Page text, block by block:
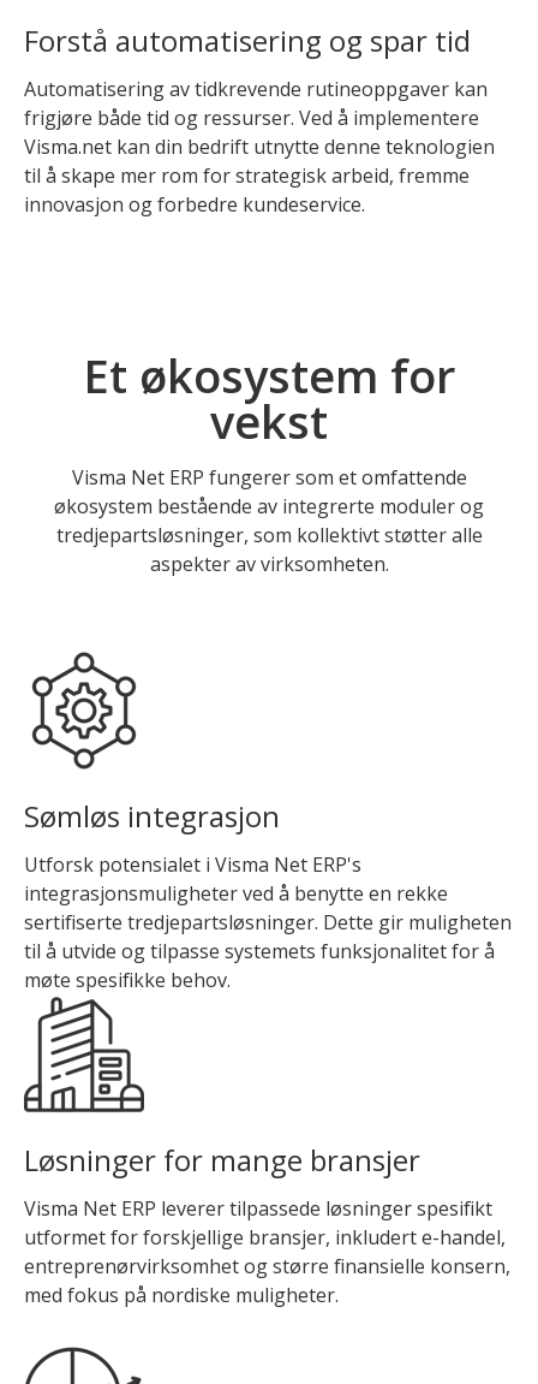
Forstå automatisering og spar tid
Automatisering av tidkrevende rutineoppgaver kan
frigjøre både tid og ressurser. Ved å implementere
Visma.net kan din bedrift utnytte denne teknologien
til å skape mer rom for strategisk arbeid, fremme
innovasjon og forbedre kundeservice.
Et økosystem for
vekst
Visma Net ERP fungerer som et omfattende
økosystem bestående av integrerte moduler og
tredjepartsløsninger, som kollektivt støtter alle
aspekter av virksomheten.
Sømløs integrasjon
Utforsk potensialet i Visma Net ERP's
integrasjonsmuligheter ved å benytte en rekke
sertifiserte tredjepartsløsninger. Dette gir muligheten
til å utvide og tilpasse systemets funksjonalitet for å
møte spesifikke behov.
Løsninger for mange bransjer
Visma Net ERP leverer tilpassede løsninger spesifikt
utformet for forskjellige bransjer, inkludert e-handel,
entreprenørvirksomhet og større finansielle konsern,
med fokus på nordiske muligheter.